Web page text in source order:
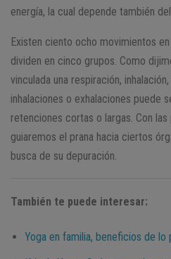
energía, la cual depende también
Existen ciento ocho movimientos
dividen en cinco grupos. Como
vinculada una respiración,
inhalaciones o exhalaciones puede
retenciones cortas o largas. Con
guiaremos el prana hacia ciertos
busca de su depuración.
También te puede interesar:
Yoga en familia, beneficios de lo